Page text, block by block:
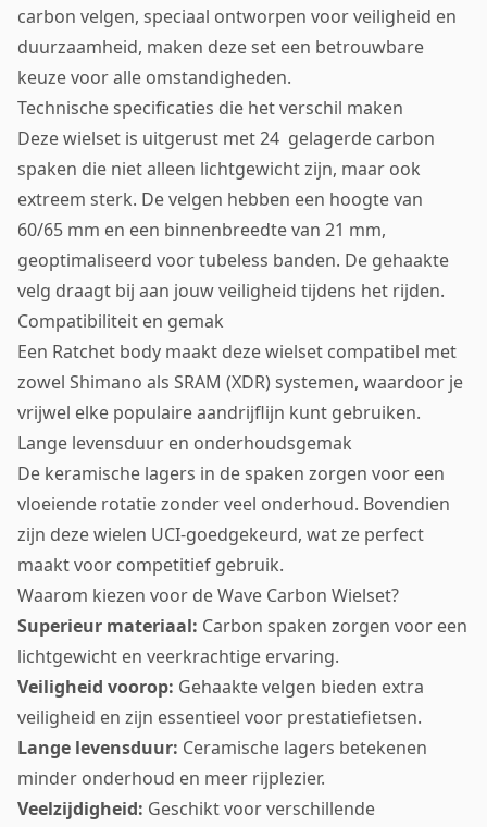
carbon velgen, speciaal ontworpen voor veiligheid en
duurzaamheid, maken deze set een betrouwbare
keuze voor alle omstandigheden.
Technische specificaties die het verschil maken
Deze wielset is uitgerust met 24 gelagerde carbon
spaken die niet alleen lichtgewicht zijn, maar ook
extreem sterk. De velgen hebben een hoogte van
60/65 mm en een binnenbreedte van 21 mm,
geoptimaliseerd voor tubeless banden. De gehaakte
velg draagt bij aan jouw veiligheid tijdens het rijden.
Compatibiliteit en gemak
Een Ratchet body maakt deze wielset compatibel met
zowel Shimano als SRAM (XDR) systemen, waardoor je
vrijwel elke populaire aandrijflijn kunt gebruiken.
Lange levensduur en onderhoudsgemak
De keramische lagers in de spaken zorgen voor een
vloeiende rotatie zonder veel onderhoud. Bovendien
zijn deze wielen UCI-goedgekeurd, wat ze perfect
maakt voor competitief gebruik.
Waarom kiezen voor de Wave Carbon Wielset?
Superieur materiaal: Carbon spaken zorgen voor een
lichtgewicht en veerkrachtige ervaring.
Veiligheid voorop: Gehaakte velgen bieden extra
veiligheid en zijn essentieel voor prestatiefietsen.
Lange levensduur: Ceramische lagers betekenen
minder onderhoud en meer rijplezier.
Veelzijdigheid: Geschikt voor verschillende